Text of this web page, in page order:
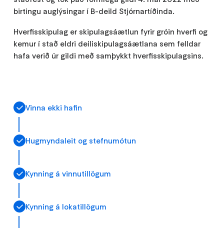
birtingu auglýsingar í B-deild Stjórnartíðinda.
Hverfisskipulag er skipulagsáætlun fyrir gróin hverfi og
kemur í stað eldri deiliskipulagsáætlana sem felldar
hafa verið úr gildi með samþykkt hverfisskipulagsins.
Vinna ekki hafin
Hugmyndaleit og stefnumótun
Kynning á vinnutillögum
Kynning á lokatillögum